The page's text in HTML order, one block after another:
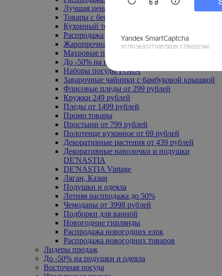
Лучшая цена
Товары с бесплатной доставкой
Кухонный текстиль
Распродажа до -50%
Жаропрочная посуда
Махровые полотенца
До -50% на ковры
Наборы посуды FORA
Заварочные чайники с бамбуковой крышкой
Флисовые пледы от 299 рублей
Кружки 249 рублей
Пледы от 1499 рублей
Промо товары
Простыни от 799 рублей
Полотенце кухонное от 69 рублей
Декоративные растения от 439 рублей
Декоративные наволочки и подушки
DE'NASTIA
DE'NASTIA Vintage
Ляган, Казан
Подушки и одеяла
Летняя распродажа до 50%
Чемоданы от 3998 рублей
Подборки для ванной
Новогодние гирлянды
Распродажа новогодних елок
Распродажа новогодних товаров
Лидеры продаж
До -50% на подушки и одеяла
Восточная посуда